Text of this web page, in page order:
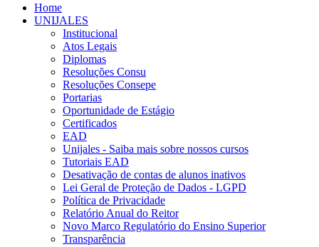
Home
UNIJALES
Institucional
Atos Legais
Diplomas
Resoluções Consu
Resoluções Consepe
Portarias
Oportunidade de Estágio
Certificados
EAD
Unijales - Saiba mais sobre nossos cursos
Tutoriais EAD
Desativação de contas de alunos inativos
Lei Geral de Proteção de Dados - LGPD
Política de Privacidade
Relatório Anual do Reitor
Novo Marco Regulatório do Ensino Superior
Transparência